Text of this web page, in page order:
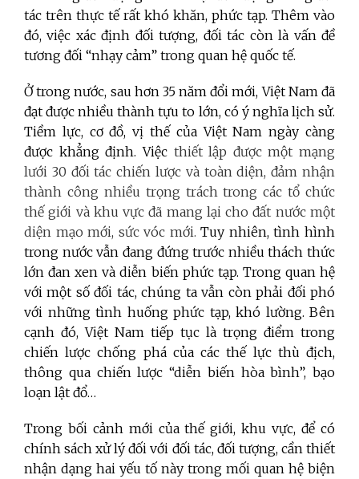
tác trên thực tế rất khó khăn, phức tạp. Thêm vào
đó, việc xác định đối tượng, đối tác còn là vấn đề
tương đối “nhạy cảm” trong quan hệ quốc tế.
Ở trong nước, sau hơn 35 năm đổi mới, Việt Nam đã
đạt được nhiều thành tựu to lớn, có ý nghĩa lịch sử.
Tiềm lực, cơ đồ, vị thế của Việt Nam ngày càng
được khẳng định. Việc thiết lập được một mạng
lưới 30 đối tác chiến lược và toàn diện, đảm nhận
thành công nhiều trọng trách trong các tổ chức
thế giới và khu vực đã mang lại cho đất nước một
diện mạo mới, sức vóc mới.Tuy nhiên, tình hình
trong nước vẫn đang đứng trước nhiều thách thức
lớn đan xen và diễn biến phức tạp. Trong quan hệ
với một số đối tác, chúng ta vẫn còn phải đối phó
với những tình huống phức tạp, khó lường. Bên
cạnh đó, Việt Nam tiếp tục là trọng điểm trong
chiến lược chống phá của các thế lực thù địch,
thông qua chiến lược “diễn biến hòa bình”, bạo
loạn lật đổ…
Trong bối cảnh mới của thế giới, khu vực, để có
chính sách xử lý đối với đối tác, đối tượng, cần thiết
nhận dạng hai yếu tố này trong mối quan hệ biện